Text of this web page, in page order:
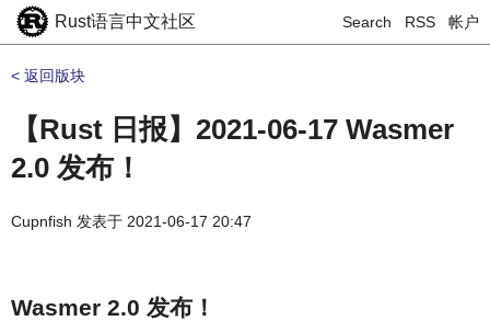
Rust语言中文社区 Search RSS 帐户
< 返回版块
【Rust 日报】2021-06-17 Wasmer
2.0 发布！
Cupnfish 发表于 2021-06-17 20:47
Wasmer 2.0 发布！